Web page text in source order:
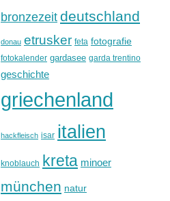
bronzezeit deutschland
donau etrusker feta fotografie
fotokalender gardasee garda trentino
geschichte
griechenland
hackfleisch isar italien
knoblauch kreta minoer
münchen natur